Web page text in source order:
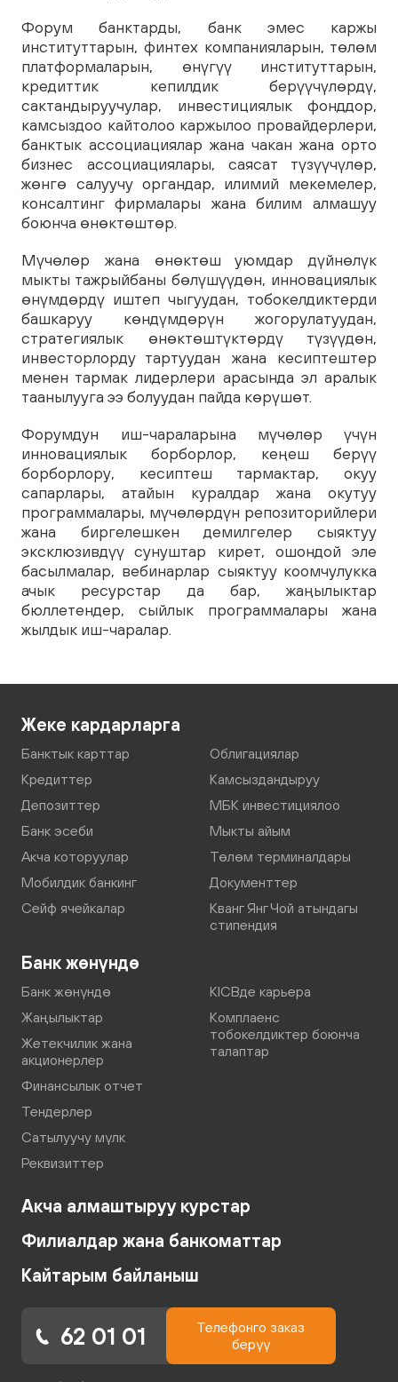
Форум банктарды, банк эмес каржы
институттарын, финтех компанияларын, төлөм
платформаларын, өнүгүү институттарын,
кредиттик кепилдик берүүчүлөрдү,
сактандыруучулар, инвестициялык фонддор,
камсыздоо кайтолоо каржылоо провайдерлери,
банктык ассоциациялар жана чакан жана орто
бизнес ассоциациялары, саясат түзүүчүлөр,
жөнгө салуучу органдар, илимий мекемелер,
консалтинг фирмалары жана билим алмашуу
боюнча өнөктөштөр.
Мүчөлөр жана өнөктөш уюмдар дүйнөлүк
мыкты тажрыйбаны бөлүшүүдөн, инновациялык
өнүмдөрдү иштеп чыгуудан, тобокелдиктерди
башкаруу көндүмдөрүн жогорулатуудан,
стратегиялык өнөктөштүктөрдү түзүүдөн,
инвесторлорду тартуудан жана кесиптештер
менен тармак лидерлери арасында эл аралык
таанылууга ээ болуудан пайда көрүшөт.
Форумдун иш-чараларына мүчөлөр үчүн
инновациялык борборлор, кеңеш берүү
борборлору, кесиптеш тармактар, окуу
сапарлары, атайын куралдар жана окутуу
программалары, мүчөлөрдүн репозиторийлери
жана биргелешкен демилгелер сыяктуу
эксклюзивдүү сунуштар кирет, ошондой эле
басылмалар, вебинарлар сыяктуу коомчулукка
ачык ресурстар да бар, жаңылыктар
бюллетендер, сыйлык программалары жана
жылдык иш-чаралар.
Жеке кардарларга
Банктык карттар
Кредиттер
Депозиттер
Банк эсеби
Акча которуулар
Мобилдик банкинг
Сейф ячейкалар
Облигациялар
Камсыздандыруу
МБК инвестициялоо
Мыкты айым
Төлөм терминалдары
Документтер
Кванг Янг Чой атындагы
стипендия
Банк жөнүндө
Банк жөнүндө
Жаңылыктар
Жетекчилик жана
акционерлер
Финансылык отчет
Тендерлер
Сатылуучу мүлк
Реквизиттер
KICBде карьера
Комплаенс
тобокелдиктер боюнча
талаптар
Акча алмаштыруу курстар
Филиалдар жана банкоматтар
Кайтарым байланыш
62 01 01
Телефонго заказ
берүү